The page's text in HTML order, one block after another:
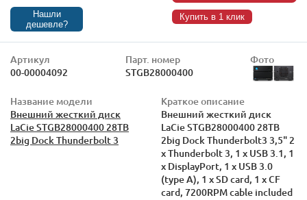
Нашли
дешевле?
Купить в 1 клик
Артикул
00-00004092
Парт. номер
STGB28000400
Фото
Название модели
Внешний жесткий диск
LaCie STGB28000400 28TB
2big Dock Thunderbolt 3
Краткое описание
Внешний жесткий диск
LaCie STGB28000400 28TB
2big Dock Thunderbolt3 3,5" 2
x Thunderbolt 3, 1 x USB 3.1, 1
x DisplayPort, 1 x USB 3.0
(type A), 1 x SD card, 1 x CF
card, 7200RPM cable included